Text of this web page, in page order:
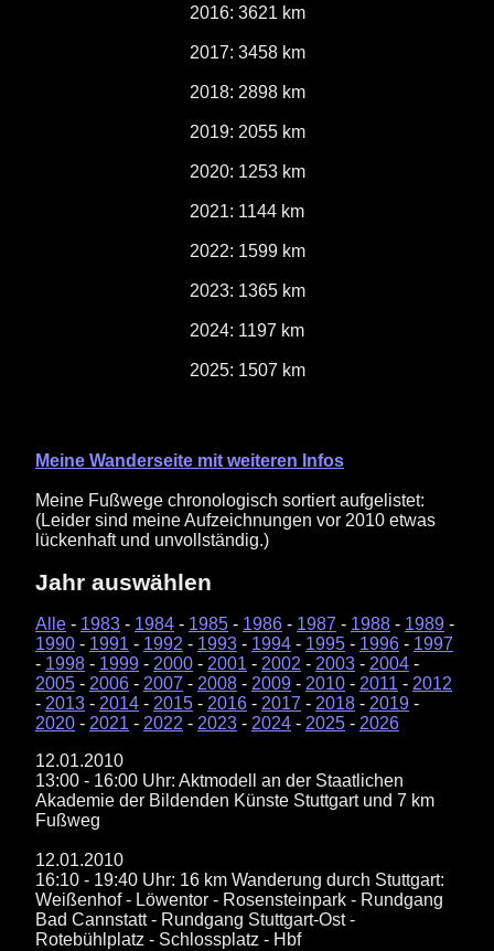
2016: 3621 km
2017: 3458 km
2018: 2898 km
2019: 2055 km
2020: 1253 km
2021: 1144 km
2022: 1599 km
2023: 1365 km
2024: 1197 km
2025: 1507 km
Meine Wanderseite mit weiteren Infos
Meine Fußwege chronologisch sortiert aufgelistet:
(Leider sind meine Aufzeichnungen vor 2010 etwas
lückenhaft und unvollständig.)
Jahr auswählen
Alle - 1983 - 1984 - 1985 - 1986 - 1987 - 1988 - 1989 -
1990 - 1991 - 1992 - 1993 - 1994 - 1995 - 1996 - 1997
- 1998 - 1999 - 2000 - 2001 - 2002 - 2003 - 2004 -
2005 - 2006 - 2007 - 2008 - 2009 - 2010 - 2011 - 2012
- 2013 - 2014 - 2015 - 2016 - 2017 - 2018 - 2019 -
2020 - 2021 - 2022 - 2023 - 2024 - 2025 - 2026
12.01.2010
13:00 - 16:00 Uhr: Aktmodell an der Staatlichen
Akademie der Bildenden Künste Stuttgart und 7 km
Fußweg
12.01.2010
16:10 - 19:40 Uhr: 16 km Wanderung durch Stuttgart:
Weißenhof - Löwentor - Rosensteinpark - Rundgang
Bad Cannstatt - Rundgang Stuttgart-Ost -
Rotebühlplatz - Schlossplatz - Hbf